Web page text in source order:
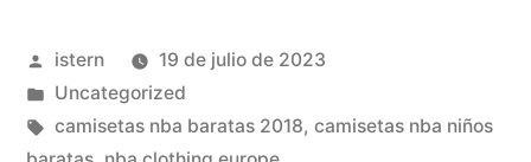
Baratas
Ny
Publicado
por
istern
19 de julio de 2023
Publicado
en
Uncategorized
Etiquetas:
camisetas nba baratas 2018, camisetas nba niños